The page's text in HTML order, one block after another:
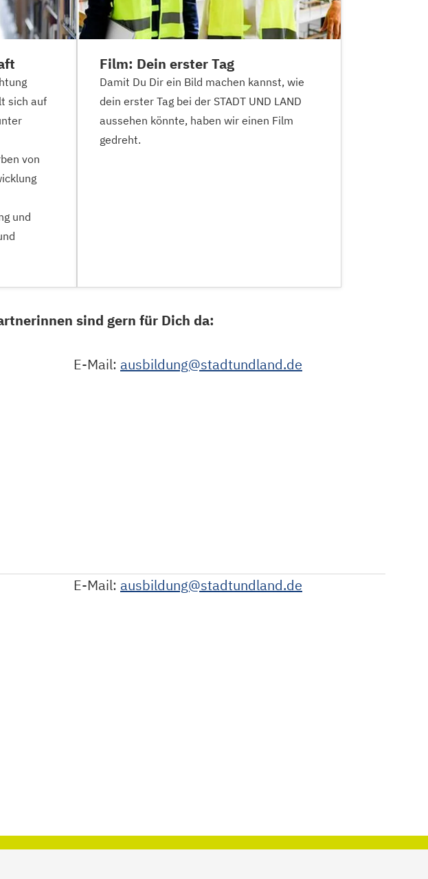
sich auf
von
und
Film: Dein erster Tag
Damit Du Dir ein Bild machen kannst, wie
dein erster Tag bei der STADT UND LAND
aussehen könnte, haben wir einen Film
gedreht.
sind gern für Dich da:
E-Mail: ausbildung@stadtundland.de
E-Mail: ausbildung@stadtundland.de